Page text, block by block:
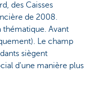
des Caisses
de 2008.
thématique. Avant
Le champ
siègent
d'une manière plus